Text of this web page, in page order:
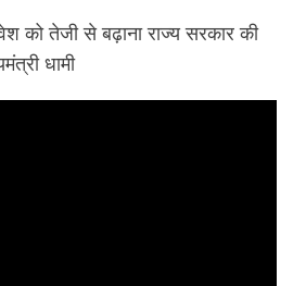
को तेजी से बढ़ाना राज्य सरकार की
धामी